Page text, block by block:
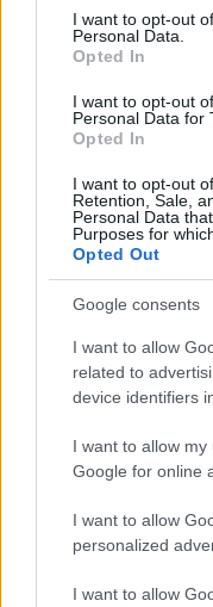
consent section.
I want to opt-out
Personal Data.
Opted In
I want to opt-out
Personal Data for
Opted In
I want to opt-out
Retention, Sale,
Personal Data
Purposes for
Opted Out
Google consents
I want to allow
related to
device identifiers
I want to allow
Google for online
I want to allow
personalized
I want to allow
ΕΛΛΑΔΑ
Υπόθεση ΟΠΕΚΕΠΕ:
τη Βόρεια Ελλάδα για
1/06/2026 - 11:52πμ
ΕΛΛΑΔΑ